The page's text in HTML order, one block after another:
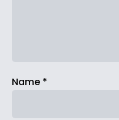
Name *